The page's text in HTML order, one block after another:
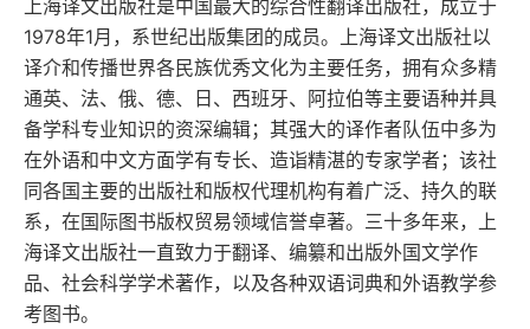
起来走到极致，都会是很好的作品，并不存在绝对
的高下之分。只是一些浅陋的看法。
上海译文出版社是中国最大的综合性翻译出版社，成立于
1978年1月，系世纪出版集团的成员。上海译文出版社以
译介和传播世界各民族优秀文化为主要任务，拥有众多精
通英、法、俄、德、日、西班牙、阿拉伯等主要语种并具
备学科专业知识的资深编辑；其强大的译作者队伍中多为
在外语和中文方面学有专长、造诣精湛的专家学者；该社
同各国主要的出版社和版权代理机构有着广泛、持久的联
系，在国际图书版权贸易领域信誉卓著。三十多年来，上
海译文出版社一直致力于翻译、编纂和出版外国文学作
品、社会科学学术著作，以及各种双语词典和外语教学参
考图书。